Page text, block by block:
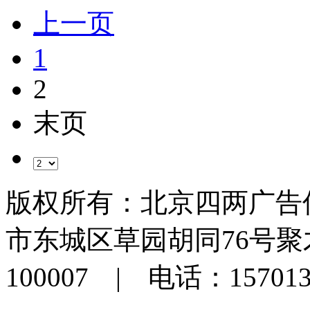
上一页
1
2
末页
版权所有：北京四两广
市东城区草园胡同76号
100007 | 电话：